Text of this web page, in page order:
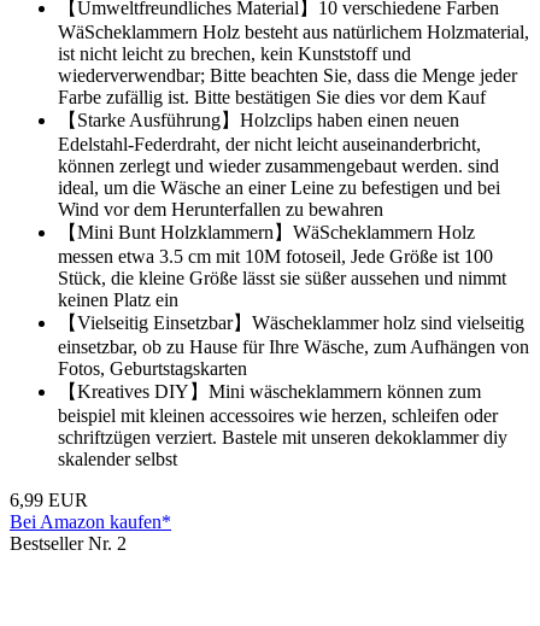
【Umweltfreundliches Material】10 verschiedene Farben
WäScheklammern Holz besteht aus natürlichem Holzmaterial,
ist nicht leicht zu brechen, kein Kunststoff und
wiederverwendbar; Bitte beachten Sie, dass die Menge jeder
Farbe zufällig ist. Bitte bestätigen Sie dies vor dem Kauf
【Starke Ausführung】Holzclips haben einen neuen
Edelstahl-Federdraht, der nicht leicht auseinanderbricht,
können zerlegt und wieder zusammengebaut werden. sind
ideal, um die Wäsche an einer Leine zu befestigen und bei
Wind vor dem Herunterfallen zu bewahren
【Mini Bunt Holzklammern】WäScheklammern Holz
messen etwa 3.5 cm mit 10M fotoseil, Jede Größe ist 100
Stück, die kleine Größe lässt sie süßer aussehen und nimmt
keinen Platz ein
【Vielseitig Einsetzbar】Wäscheklammer holz sind vielseitig
einsetzbar, ob zu Hause für Ihre Wäsche, zum Aufhängen von
Fotos, Geburtstagskarten
【Kreatives DIY】Mini wäscheklammern können zum
beispiel mit kleinen accessoires wie herzen, schleifen oder
schriftzügen verziert. Bastele mit unseren dekoklammer diy
skalender selbst
6,99 EUR
Bei Amazon kaufen*
Bestseller Nr. 2